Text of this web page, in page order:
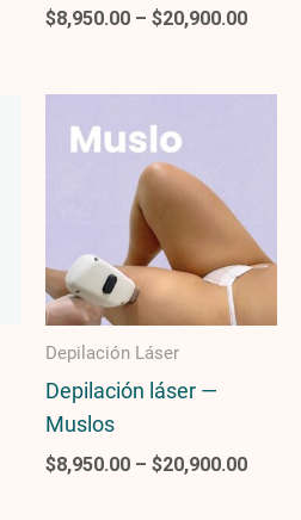
$8,950.00 – $20,900.00
$8,950.00
Depilación Láser
Depilación láser —
Muslos
$8,950.00 – $20,900.00